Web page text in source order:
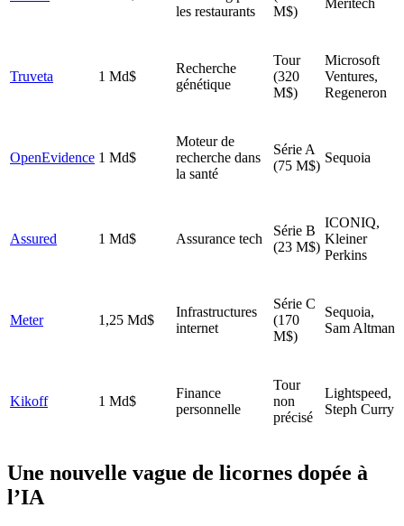
les restaurants
M$)
Truveta 1 Md$
Recherche
génétique
Tour
(320
M$)
Microsoft
Ventures,
Regeneron
OpenEvidence 1 Md$
Moteur de
recherche dans
la santé
Série A
(75 M$)
Sequoia
Assured 1 Md$ Assurance tech
Série B
(23 M$)
ICONIQ,
Kleiner
Perkins
Meter 1,25 Md$
Infrastructures
internet
Série C
(170
M$)
Sequoia,
Sam Altman
Kikoff 1 Md$
Finance
personnelle
Tour
non
précisé
Lightspeed,
Steph Curry
Une nouvelle vague de licornes dopée à
l’IA